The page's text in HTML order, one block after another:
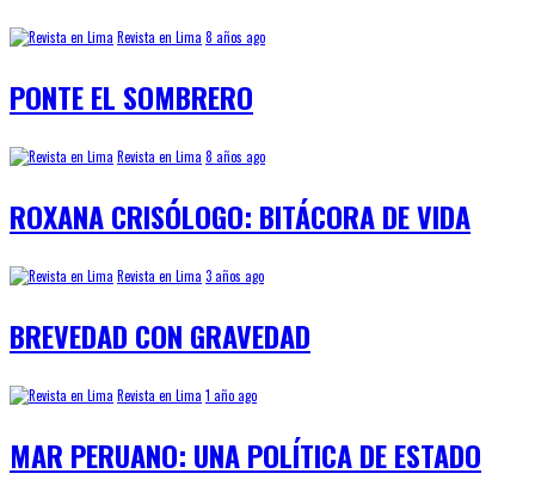
Revista en Lima 8 años ago
PONTE EL SOMBRERO
Revista en Lima 8 años ago
ROXANA CRISÓLOGO: BITÁCORA DE VIDA
Revista en Lima 3 años ago
BREVEDAD CON GRAVEDAD
Revista en Lima 1 año ago
MAR PERUANO: UNA POLÍTICA DE ESTADO